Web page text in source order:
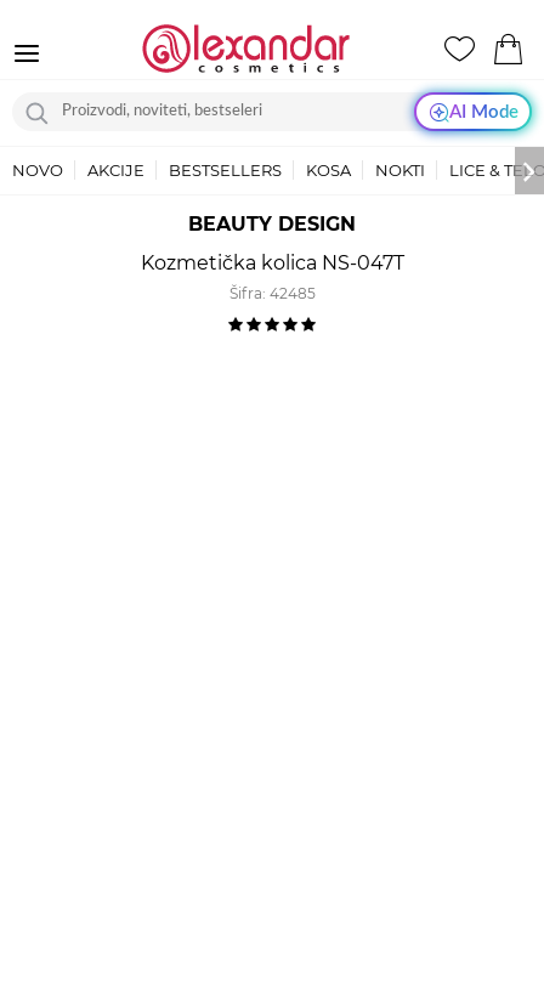
AI Mode
NOVO AKCIJE BESTSELLERS KOSA NOKTI LICE &
BEAUTY DESIGN
Kozmetička kolica NS-047T
Šifra: 42485